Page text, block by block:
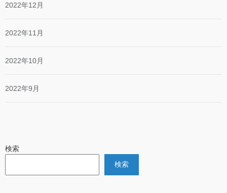
2022年12月
2022年11月
2022年10月
2022年9月
検索
検索